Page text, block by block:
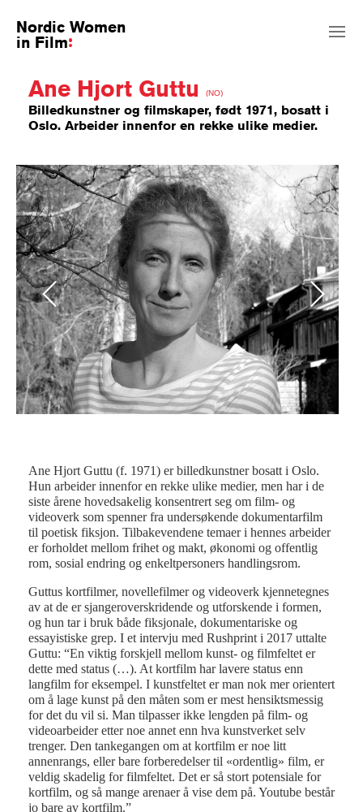
Nordic Women
in Film
Ane Hjort Guttu (NO)
Billedkunstner og filmskaper, født 1971, bosatt i
Oslo. Arbeider innenfor en rekke ulike medier.
Previous Next
Ane Hjort Guttu (f. 1971) er billedkunstner bosatt i Oslo.
Hun arbeider innenfor en rekke ulike medier, men har i de
siste årene hovedsakelig konsentrert seg om film- og
videoverk som spenner fra undersøkende dokumentarfilm
til poetisk fiksjon. Tilbakevendene temaer i hennes arbeider
er forholdet mellom frihet og makt, økonomi og offentlig
rom, sosial endring og enkeltpersoners handlingsrom.
Guttus kortfilmer, novellefilmer og videoverk kjennetegnes
av at de er sjangeroverskridende og utforskende i formen,
og hun tar i bruk både fiksjonale, dokumentariske og
essayistiske grep. I et intervju med Rushprint i 2017 uttalte
Guttu: “En viktig forskjell mellom kunst- og filmfeltet er
dette med status (…). At kortfilm har lavere status enn
langfilm for eksempel. I kunstfeltet er man nok mer orientert
om å lage kunst på den måten som er mest hensiktsmessig
for det du vil si. Man tilpasser ikke lengden på film- og
videoarbeider etter noe annet enn hva kunstverket selv
trenger. Den tankegangen om at kortfilm er noe litt
annenrangs, eller bare forberedelser til «ordentlig» film, er
veldig skadelig for filmfeltet. Det er så stort potensiale for
kortfilm, og så mange arenaer å vise dem på. Youtube består
jo bare av kortfilm.”